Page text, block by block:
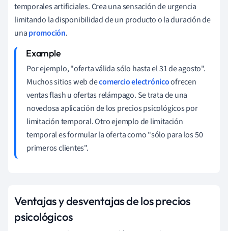
temporales artificiales.Crea una sensación de urgencia
limitando la disponibilidad de un producto o la duración de
unapromoción.
Por ejemplo, "oferta válida sólo hasta el 31 de agosto".
Muchos sitios web decomercio electrónicoofrecen
ventas flash u ofertas relámpago. Se trata de una
novedosa aplicación de los precios psicológicos por
limitación temporal. Otro ejemplo de limitación
temporal es formular la oferta como "sólo para los 50
primeros clientes".
Ventajas y desventajas de los precios
psicológicos